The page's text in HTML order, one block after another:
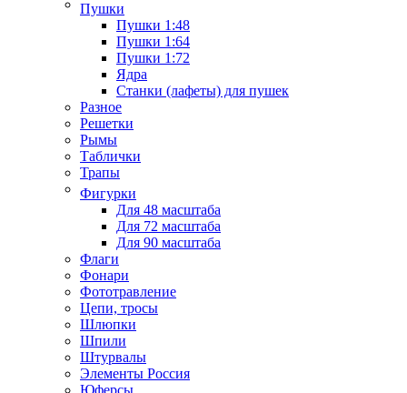
Пушки
Пушки 1:48
Пушки 1:64
Пушки 1:72
Ядра
Станки (лафеты) для пушек
Разное
Решетки
Рымы
Таблички
Трапы
Фигурки
Для 48 масштаба
Для 72 масштаба
Для 90 масштаба
Флаги
Фонари
Фототравление
Цепи, тросы
Шлюпки
Шпили
Штурвалы
Элементы Россия
Юферсы